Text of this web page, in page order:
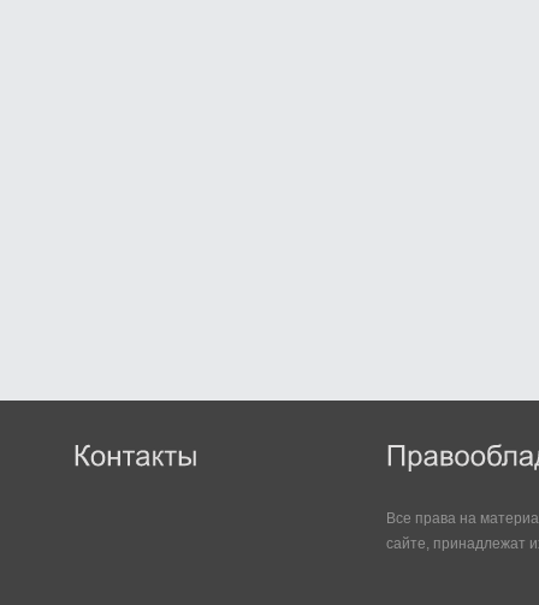
Все права на
сайте, принадлежат